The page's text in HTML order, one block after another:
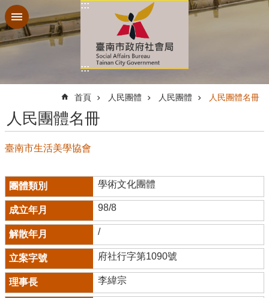
跳到主要內容區塊
:::
:::
首頁 人民團體 人民團體 人民團體名冊
人民團體名冊
臺南市生活美學協會
學術文化團體
98/8
/
府社行字第1090號
李緯宗